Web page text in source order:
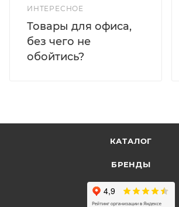
ИНТЕРЕСНОЕ
Товары для офиса,
без чего не
обойтись?
КАТАЛОГ
БРЕНДЫ